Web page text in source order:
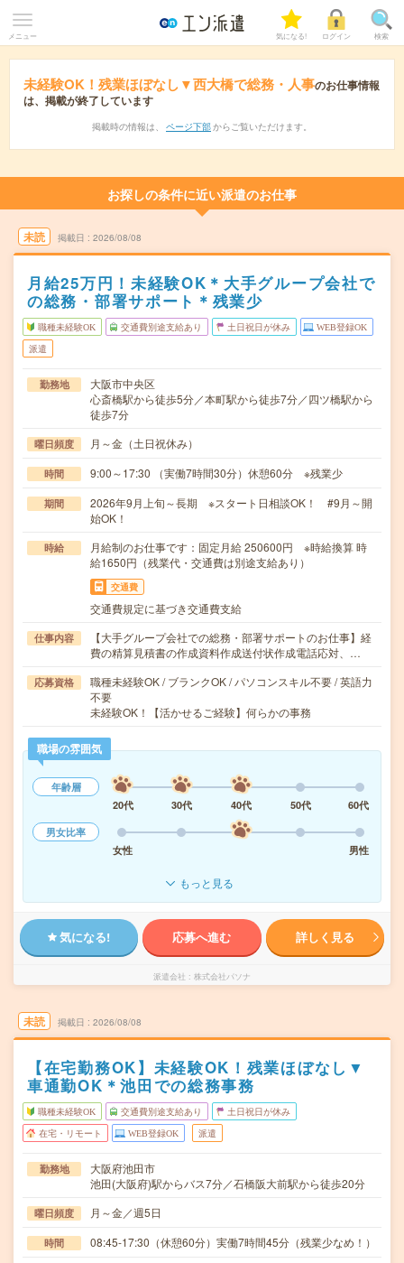
メニュー 気になる! ログイン 検索
未経験OK！残業ほぼなし▼西大橋で総務・人事のお仕事情報
は、掲載が終了しています
掲載時の情報は、 ページ下部 からご覧いただけます。
お探しの条件に近い派遣のお仕事
未読 掲載日 2026/08/08
月給25万円！未経験OK＊大手グループ会社で
の総務・部署サポート＊残業少
職種未経験OK 交通費別途支給あり 土日祝日が休み WEB登録OK
派遣
勤務地
大阪市中央区
心斎橋駅から徒歩5分／本町駅から徒歩7分／四ツ橋駅から
徒歩7分
曜日頻度 月～金（土日祝休み）
時間 9:00～17:30 （実働7時間30分）休憩60分 ※残業少
期間
2026年9月上旬～長期 ※スタート日相談OK！ #9月～開
始OK！
時給
月給制のお仕事です：固定月給 250600円 ※時給換算 時
給1650円（残業代・交通費は別途支給あり）
交通費
交通費規定に基づき交通費支給
仕事内容
【大手グループ会社での総務・部署サポートのお仕事】経
費の精算見積書の作成資料作成送付状作成電話応対、…
応募資格
職種未経験OK / ブランクOK / パソコンスキル不要 / 英語力
不要
未経験OK！【活かせるご経験】何らかの事務
職場の雰囲気
年齢層
20代
30代 40代 50代
60代
男女比率
女性
男性
もっと見る
気になる! 応募へ進む 詳しく見る
派遣会社 株式会社パソナ
未読 掲載日 2026/08/08
【在宅勤務OK】未経験OK！残業ほぼなし▼
車通勤OK＊池田での総務事務
職種未経験OK 交通費別途支給あり 土日祝日が休み
在宅・リモート WEB登録OK 派遣
勤務地
大阪府池田市
池田(大阪府)駅からバス7分／石橋阪大前駅から徒歩20分
曜日頻度 月～金／週5日
時間 08:45-17:30（休憩60分）実働7時間45分（残業少なめ！）